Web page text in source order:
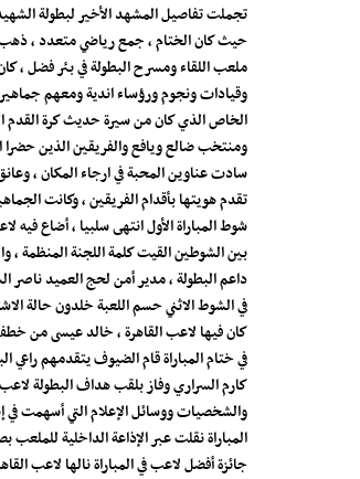
تجملت تفاصيل المشهد الأخير لبطولة
حيث كان الختام ، جمع رياضي متعدد ، ذهب
ملعب اللقاء ومسرح البطولة في بئر فضل ،
وقيادات ونجوم ورؤساء اندية ومعهم
الخاص الذي كان من سيرة حديث كرة القدم
ومنتخب ضالع ويافع والفريقين الذين حضرا
سادت عناوين المحبة في ارجاء المكان ،
تقدم هويتها بأقدام الفريقين ، وكانت
شوط المباراة الأول انتهى سلبيا ، أضاع
بين الشوطين القيت كلمة اللجنة المنظمة
داعم البطولة ، مدير أمن لحج العميد ناصر
في الشوط الاثني حسم اللعبة خلدون حالة
كان فيها لاعب القاهرة ، خالد عيسى من خطف
في ختام المباراة قام الضيوف يتقدمهم
كارم السراري وفاز بلقب هداف البطولة
والشخصيات ووسائل الإعلام التي أسهمت في
المباراة نقلت عبر الإذاعة الداخلية
جائزة أفضل لاعب في المباراة نالها لاعب